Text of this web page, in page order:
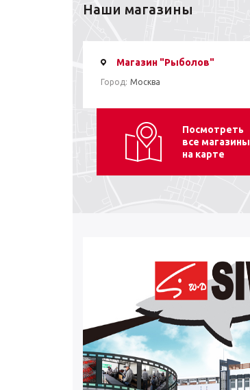
Наши магазины
Магазин "Рыболов"
Город: Москва
Посмотреть
все магазины
на карте